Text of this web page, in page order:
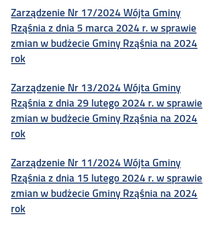
Zarządzenie Nr 17/2024 Wójta Gminy
Rząśnia z dnia 5 marca 2024 r. w sprawie
zmian w budżecie Gminy Rząśnia na 2024
rok
Zarządzenie Nr 13/2024 Wójta Gminy
Rząśnia z dnia 29 lutego 2024 r. w sprawie
zmian w budżecie Gminy Rząśnia na 2024
rok
Zarządzenie Nr 11/2024 Wójta Gminy
Rząśnia z dnia 15 lutego 2024 r. w sprawie
zmian w budżecie Gminy Rząśnia na 2024
rok